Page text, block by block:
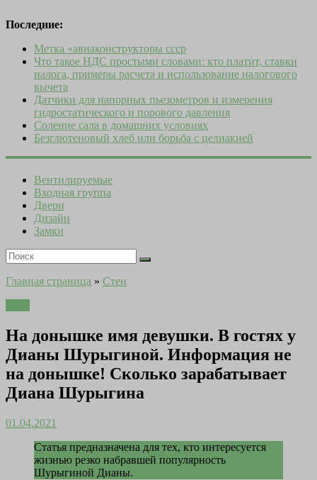
Последние:
Метка «авиаконструкторы ссср
Что такое НДС простыми словами: кто платит, ставки
налога, примеры расчета и использование налогового
вычета
Датчики для напорных пьезометров и измерения
гидростатического и порового давления
Соление сала в домашних условиях
Безглютеновый хлеб или борьба с целиакией
Вентилируемые
Входная группа
Двери
Дизайн
Замки
Главная страница » Стен
На донышке имя девушки. В гостях у
Дианы Шурыгиной. Информация не
на донышке! Сколько зарабатывает
Диана Шурыгина
01.04.2021
Статья предназначена для тех, кто интересуется
жизнью резко набравшей популярность
Шурыгиной Дианы.